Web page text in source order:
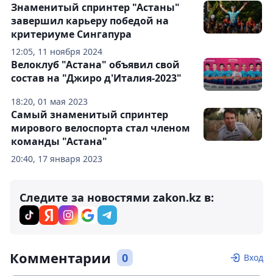
12:05, 11 ноября 2024
Знаменитый спринтер "Астаны"
завершил карьеру победой на
критериуме Сингапура
18:20, 01 мая 2023
Велоклуб "Астана" объявил свой
состав на "Джиро д'Италия-2023"
20:40, 17 января 2023
Самый знаменитый спринтер
мирового велоспорта стал членом
команды "Астана"
Следите за новостями zakon.kz в:
Комментарии 0 Вход